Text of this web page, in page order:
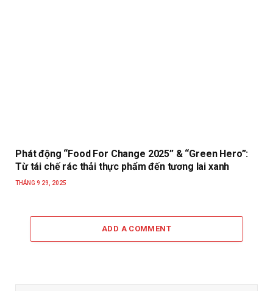
Phát động “Food For Change 2025” & “Green Hero”:
Từ tái chế rác thải thực phẩm đến tương lai xanh
THÁNG 9 29, 2025
ADD A COMMENT